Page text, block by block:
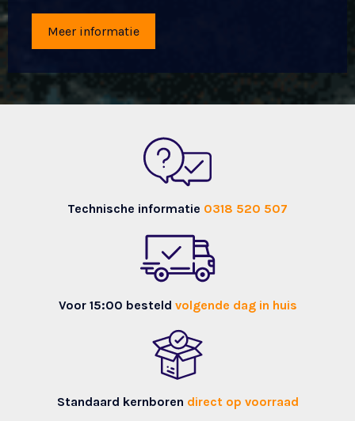
Meer informatie
Technische informatie 0318 520 507
Voor 15:00 besteld volgende dag in huis
Standaard kernboren direct op voorraad